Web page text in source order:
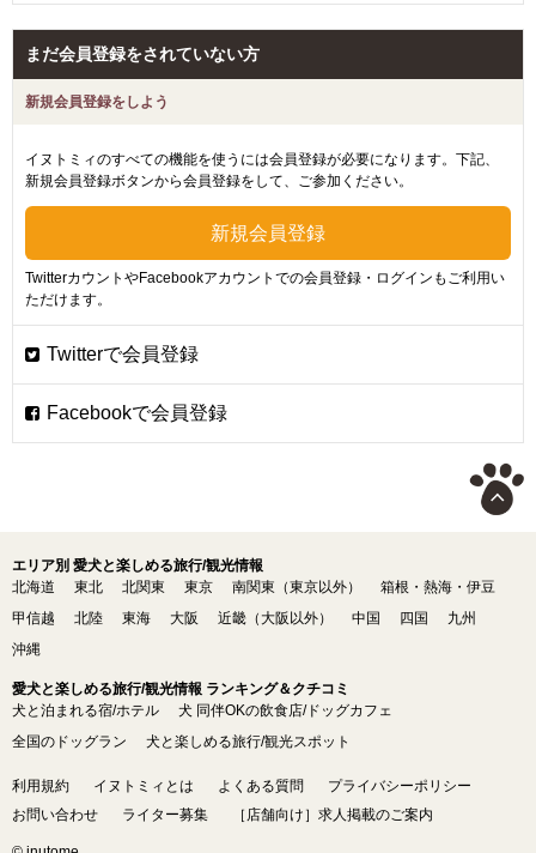
まだ会員登録をされていない方
新規会員登録をしよう
イヌトミィのすべての機能を使うには会員登録が必要になります。下記、
新規会員登録ボタンから会員登録をして、ご参加ください。
TwitterカウントやFacebookアカウントでの会員登録・ログインもご利用い
ただけます。
エリア別 愛犬と楽しめる旅行/観光情報
北海道
東北 北関東 東京 南関東（東京以外）
箱根・熱海・伊豆
甲信越
北陸 東海 大阪 近畿（大阪以外） 中国 四国
九州
沖縄
愛犬と楽しめる旅行/観光情報 ランキング＆クチコミ
犬と泊まれる宿/ホテル
犬 同伴OKの飲食店/ドッグカフェ
全国のドッグラン
犬と楽しめる旅行/観光スポット
利用規約 イヌトミィとは よくある質問
プライバシーポリシー
お問い合わせ
ライター募集 ［店舗向け］求人掲載のご案内